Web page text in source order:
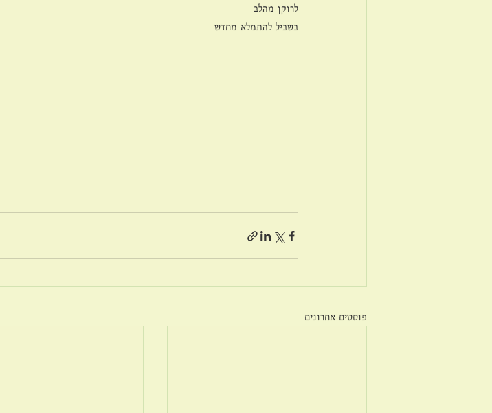
לרוקן מהלב
בשביל להתמלא מחדש
פוסטים אחרונים